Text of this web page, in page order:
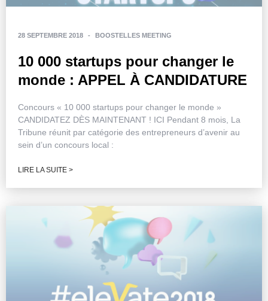
28 SEPTEMBRE 2018 - BOOSTELLES MEETING
10 000 startups pour changer le
monde : APPEL À CANDIDATURE
Concours « 10 000 startups pour changer le monde »
CANDIDATEZ DÈS MAINTENANT ! ICI Pendant 8 mois, La
Tribune réunit par catégorie des entrepreneurs d’avenir au
sein d’un concours local :
LIRE LA SUITE >